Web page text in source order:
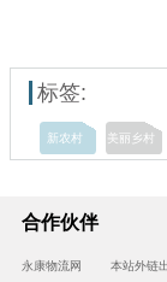
标签:
新农村 美丽乡村
合作伙伴
永康物流网 本站外链